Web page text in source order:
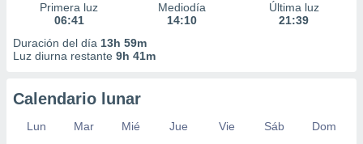
Primera luz
06:41
Mediodía
14:10
Última luz
21:39
Duración del día 13h 59m
Luz diurna restante 9h 41m
Calendario lunar
Lun Mar Mié Jue Vie Sáb
Dom